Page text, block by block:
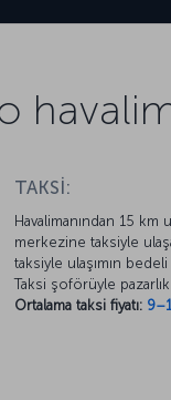
TAKSİ:
Havalimanından 15 km
merkezine taksiyle
taksiyle ulaşımın
Taksi şoförüyle pazarlık
Ortalama taksi fiyatı: